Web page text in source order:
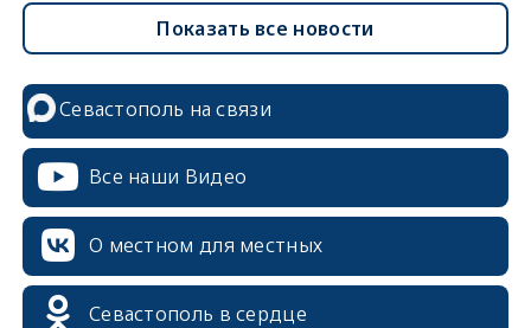
Показать все новости
Севастополь на связи
Все наши Видео
О местном для местных
Севастополь в сердце